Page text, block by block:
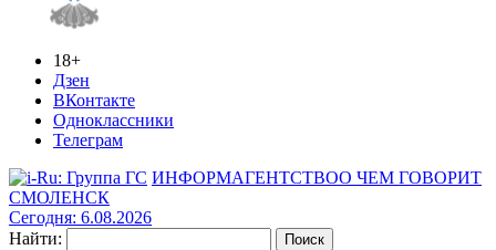
18+
Дзен
ВКонтакте
Одноклассники
Телеграм
ИНФОРМАГЕНТСТВОО ЧЕМ ГОВОРИТ
СМОЛЕНСК
Сегодня: 6.08.2026
Найти: